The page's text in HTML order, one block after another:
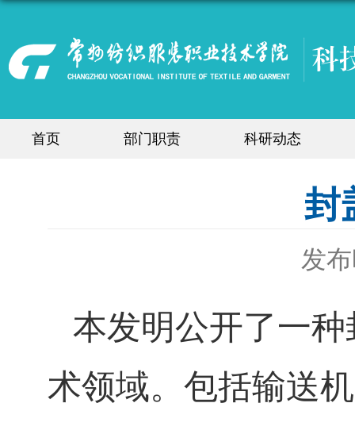
首页 部门职责 科研动态
封
发
本发明公开了一
术领域。包括输送